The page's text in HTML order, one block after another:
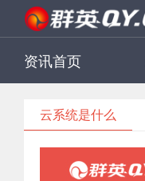
资讯首页
云系统是什么